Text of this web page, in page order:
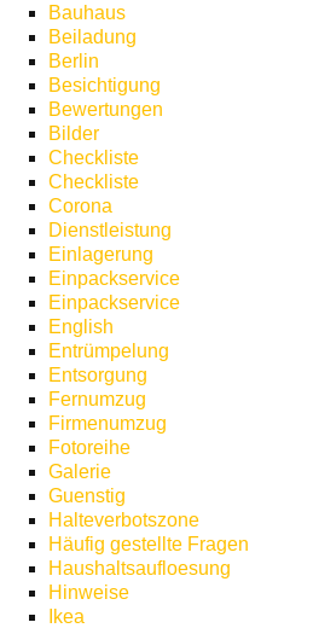
Bauhaus
Beiladung
Berlin
Besichtigung
Bewertungen
Bilder
Checkliste
Checkliste
Corona
Dienstleistung
Einlagerung
Einpackservice
Einpackservice
English
Entrümpelung
Entsorgung
Fernumzug
Firmenumzug
Fotoreihe
Galerie
Guenstig
Halteverbotszone
Häufig gestellte Fragen
Haushaltsaufloesung
Hinweise
Ikea